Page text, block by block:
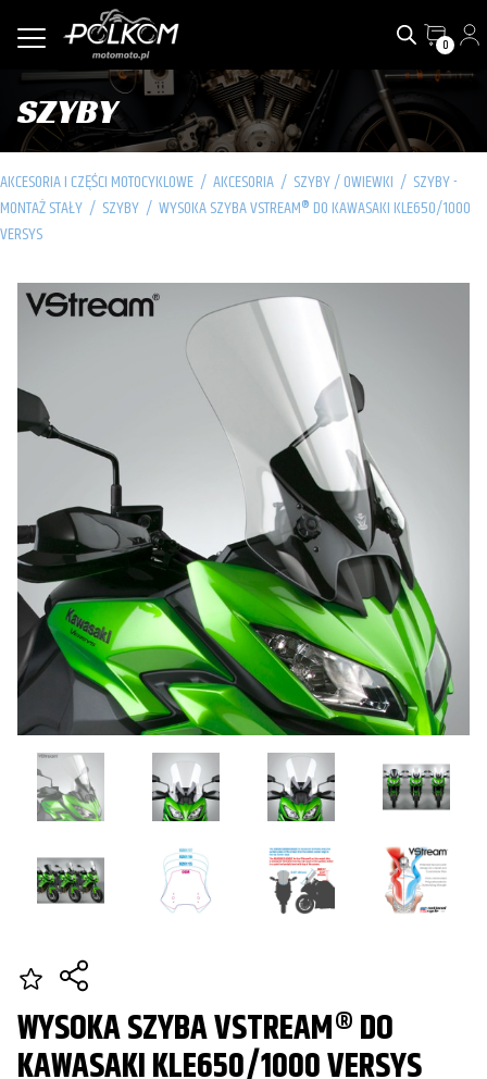
0
SZYBY
AKCESORIA I CZĘŚCI MOTOCYKLOWE / AKCESORIA / SZYBY / OWIEWKI / SZYBY -
MONTAŻ STAŁY / SZYBY / WYSOKA SZYBA VSTREAM® DO KAWASAKI KLE650/1000
VERSYS
WYSOKA SZYBA VSTREAM® DO
KAWASAKI KLE650/1000 VERSYS